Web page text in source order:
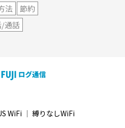
法
節約
/通話
WiFi ｜ 縛りなしWiFi